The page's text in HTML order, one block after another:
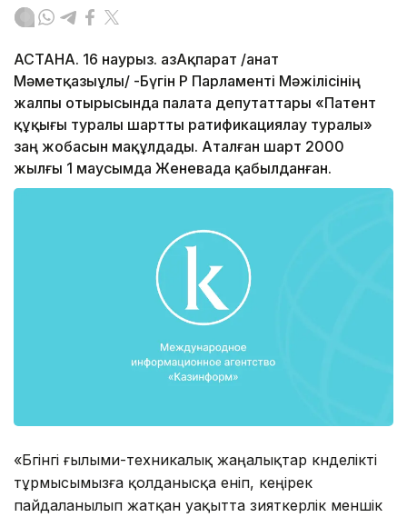
АСТАНА. 16 наурыз. ҚазАқпарат /Қанат
Мәметқазыұлы/ -Бүгін ҚР Парламенті Мәжілісінің
жалпы отырысында палата депутаттары «Патент
құқығы туралы шартты ратификациялау туралы»
заң жобасын мақұлдады. Аталған шарт 2000
жылғы 1 маусымда Женевада қабылданған.
«Бүгінгі ғылыми-техникалық жаңалықтар күнделікті
тұрмысымызға қолданысқа еніп, кеңірек
пайдаланылып жатқан уақытта зияткерлік меншік